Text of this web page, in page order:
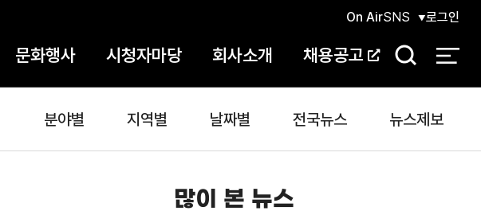
문화행사 시청자마당 회사소개 채용공고
On AirSNS 로그인
검
분야별 지역별 날짜별 전국뉴스 뉴스제보
많이 본 뉴스